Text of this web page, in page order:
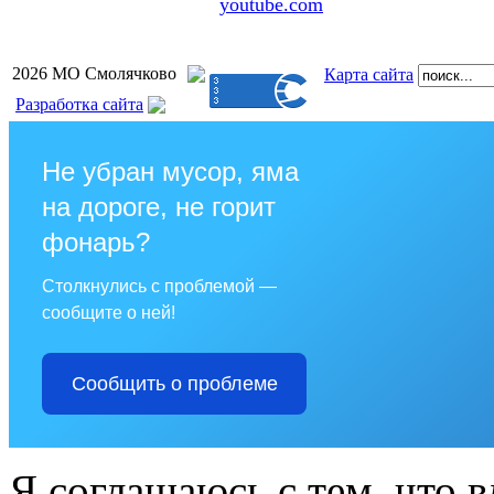
youtube.com
2026 МО Смолячково
Карта сайта
Разработка сайта
Не убран мусор, яма
на дороге, не горит
фонарь?
Столкнулись с проблемой —
сообщите о ней!
Сообщить о проблеме